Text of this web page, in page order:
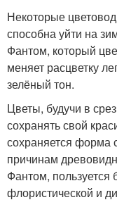
Некоторые
способна уйти на
Фантом, который
меняет расцветку
зелёный тон.
Цветы, будучи в
сохранять свой
сохраняется форма
причинам
Фантом,
флористической и